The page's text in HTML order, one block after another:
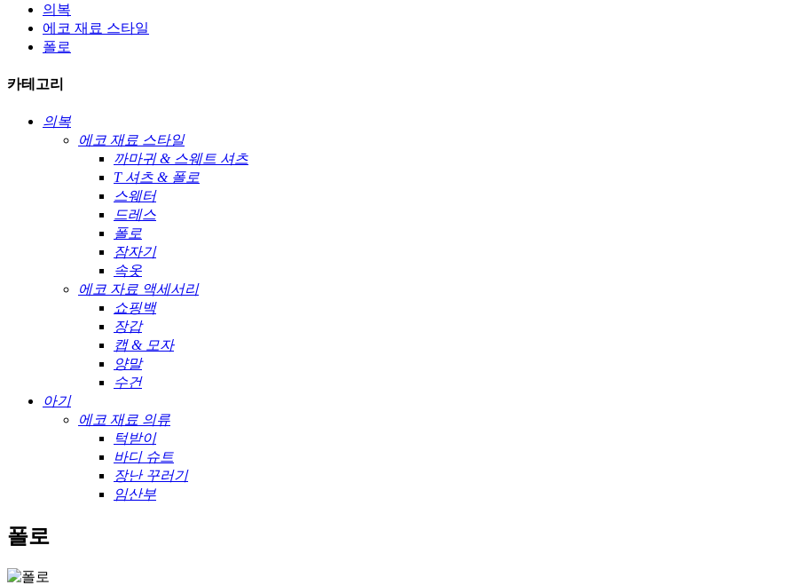
의복
에코 재료 스타일
폴로
카테고리
의복
에코 재료 스타일
까마귀 & 스웨트 셔츠
T 셔츠 & 폴로
스웨터
드레스
폴로
잠자기
속옷
에코 자료 액세서리
쇼핑백
장갑
캡 & 모자
양말
수건
아기
에코 재료 의류
턱받이
바디 슈트
장난 꾸러기
임산부
폴로